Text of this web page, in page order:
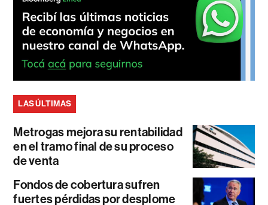
LAS ÚLTIMAS
Metrogas mejora su rentabilidad
en el tramo final de su proceso
de venta
Fondos de cobertura sufren
fuertes pérdidas por desplome